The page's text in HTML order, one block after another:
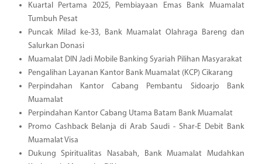
Kuartal Pertama 2025, Pembiayaan Emas Bank Muamalat
Tumbuh Pesat
Puncak Milad ke-33, Bank Muamalat Olahraga Bareng dan
Salurkan Donasi
Muamalat DIN Jadi Mobile Banking Syariah Pilihan Masyarakat
Pengalihan Layanan Kantor Bank Muamalat (KCP) Cikarang
Perpindahan Kantor Cabang Pembantu Sidoarjo Bank
Muamalat
Perpindahan Kantor Cabang Utama Batam Bank Muamalat
Promo Cashback Belanja di Arab Saudi - Shar-E Debit Bank
Muamalat Visa
Dukung Spiritualitas Nasabah, Bank Muamalat Mudahkan